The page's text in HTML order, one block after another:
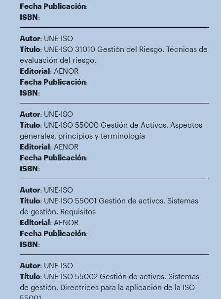
Fecha Publicación:
ISBN:
Autor: UNE-ISO
Título: UNE-ISO 31010 Gestión del Riesgo. Técnicas de
evaluación del riesgo.
Editorial: AENOR
Fecha Publicación:
ISBN:
Autor: UNE-ISO
Título: UNE-ISO 55000 Gestión de Activos. Aspectos
generales, principios y terminología
Editorial: AENOR
Fecha Publicación:
ISBN:
Autor: UNE-ISO
Título: UNE-ISO 55001 Gestión de activos. Sistemas
de gestión. Requisitos
Editorial: AENOR
Fecha Publicación:
ISBN:
Autor: UNE-ISO
Título: UNE-ISO 55002 Gestión de activos. Sistemas
de gestión. Directrices para la aplicación de la ISO